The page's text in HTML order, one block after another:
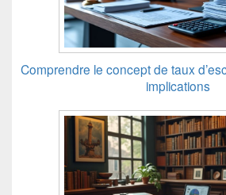
Comprendre le concept de taux
implications